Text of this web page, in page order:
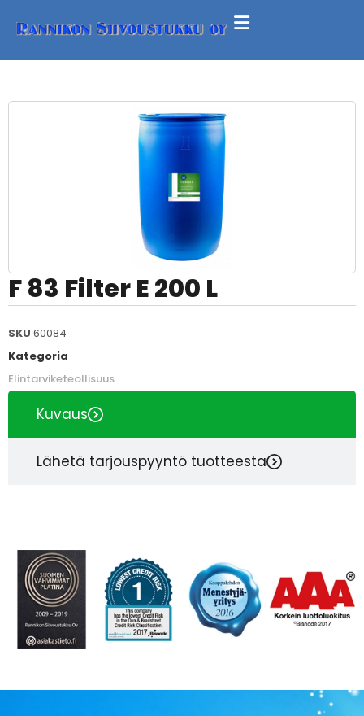
F 83 Filter E 200 L
SKU 60084
Kategoria
Elintarviketeollisuus
Kuvaus
Lähetä tarjouspyyntö tuotteesta